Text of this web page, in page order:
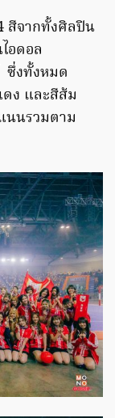
สีจากทั้งศิลปิน
อดอล
ซึ่งทั้งหมด
ง และสีส้ม
นนรวมตาม